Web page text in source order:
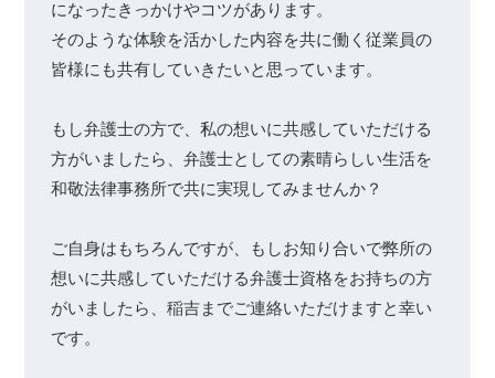
になったきっかけやコツがあります。
そのような体験を活かした内容を共に働く従業員の
皆様にも共有していきたいと思っています。
もし弁護士の方で、私の想いに共感していただける
方がいましたら、弁護士としての素晴らしい生活を
和敬法律事務所で共に実現してみませんか？
ご自身はもちろんですが、もしお知り合いで弊所の
想いに共感していただける弁護士資格をお持ちの方
がいましたら、稲吉までご連絡いただけますと幸い
です。